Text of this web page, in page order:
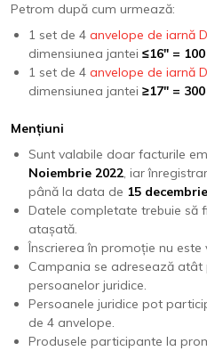
Petrom după cum urmează:
1 set de 4anvelope de iarnă
dimensiunea jantei≤16" =
1 set de 4anvelope de iarnă
dimensiunea jantei≥17" =
Mențiuni
Sunt valabile doar facturile
Noiembrie 2022, iar
până la data de 15 decembrie
Datele completate trebuie să
atașată.
Înscrierea în promoție nu
Campania se adresează atât
persoanelor juridice.
Persoanele juridice pot
de 4 anvelope.
Produsele participante la